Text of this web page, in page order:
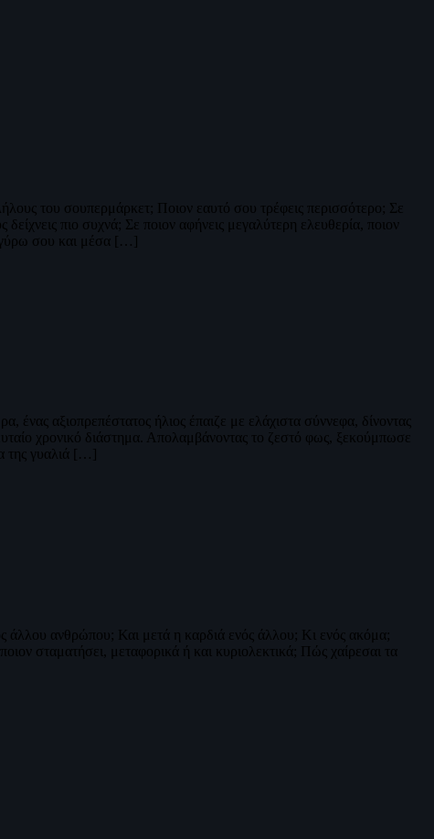
του σουπερμάρκετ; Ποιον εαυτό σου τρέφεις περισσότερο; Σε
πιο συχνά; Σε ποιον αφήνεις μεγαλύτερη ελευθερία, ποιον
γύρω σου και μέσα […]
αξιοπρεπέστατος ήλιος έπαιζε με ελάχιστα σύννεφα, δίνοντας
χρονικό διάστημα. Απολαμβάνοντας το ζεστό φως, ξεκούμπωσε
της γυαλιά […]
άλλου ανθρώπου; Και μετά η καρδιά ενός άλλου; Κι ενός ακόμα;
σταματήσει, μεταφορικά ή και κυριολεκτικά; Πώς χαίρεσαι τα